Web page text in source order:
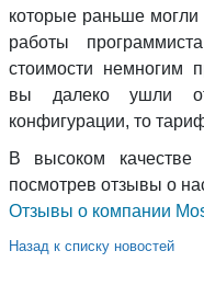
которые раньше могли
работы
стоимости
вы далеко ушли
конфигурации, то
В высоком качестве
посмотрев отзывы о
Отзывы о компании
Назад к списку новостей